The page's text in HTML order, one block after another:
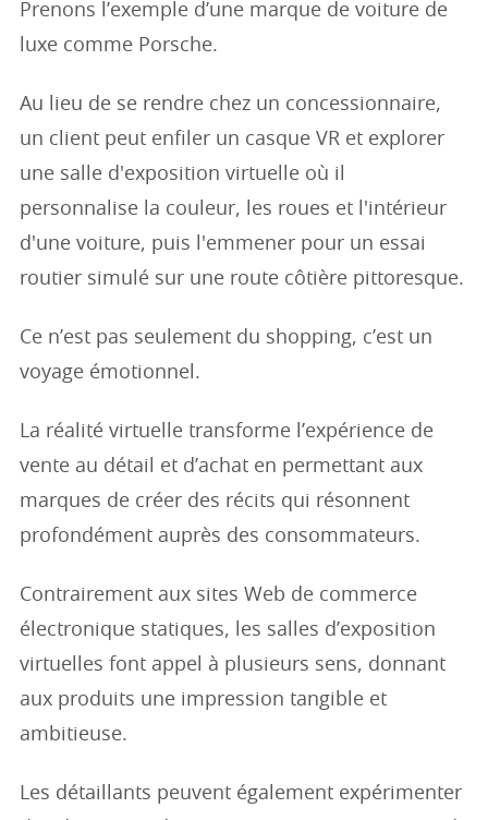
Prenons l’exemple d’une marque de voiture de
luxe comme Porsche.
Au lieu de se rendre chez un concessionnaire,
un client peut enfiler un casque VR et explorer
une salle d'exposition virtuelle où il
personnalise la couleur, les roues et l'intérieur
d'une voiture, puis l'emmener pour un essai
routier simulé sur une route côtière pittoresque.
Ce n’est pas seulement du shopping, c’est un
voyage émotionnel.
La réalité virtuelle transforme l’expérience de
vente au détail et d’achat en permettant aux
marques de créer des récits qui résonnent
profondément auprès des consommateurs.
Contrairement aux sites Web de commerce
électronique statiques, les salles d’exposition
virtuelles font appel à plusieurs sens, donnant
aux produits une impression tangible et
ambitieuse.
Les détaillants peuvent également expérimenter